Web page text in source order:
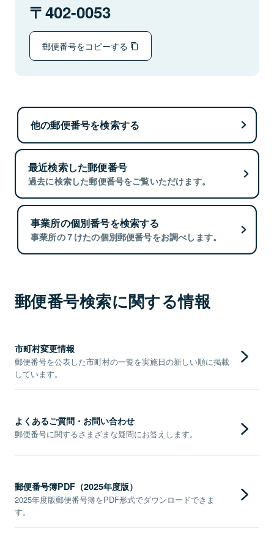
402-0053
郵便番号をコピーする
他の郵便番号を検索する
最近検索した郵便番号
過去に検索した郵便番号をご覧いただけます。
事業所の個別番号を検索する
事業所の７けたの個別郵便番号をお調べします。
郵便番号検索に関する情報
市町村変更情報
郵便番号を公表した市町村の一覧を実施日の新しい順に掲載
しています。
よくあるご質問・お問い合わせ
郵便番号に関するさまざまな疑問にお答えします。
郵便番号簿PDF（2025年度版）
2025年度版郵便番号簿をPDF形式でダウンロードできま
す。